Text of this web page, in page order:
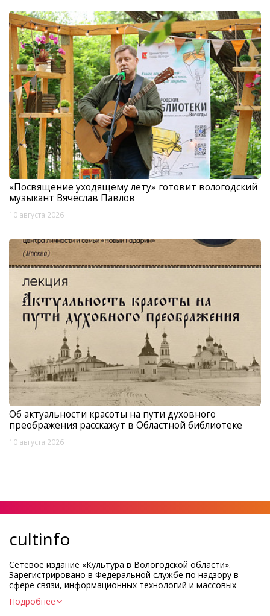
«Посвящение уходящему лету» готовит вологодский
музыкант Вячеслав Павлов
10 августа 2026
Об актуальности красоты на пути духовного
преображения расскажут в Областной библиотеке
10 августа 2026
cultinfo
Сетевое издание «Культура в Вологодской области».
Зарегистрировано в Федеральной службе по надзору в
сфере связи, информационных технологий и массовых
коммуникаций.
Регистрационный номер и дата принятия решения о
Подробнее